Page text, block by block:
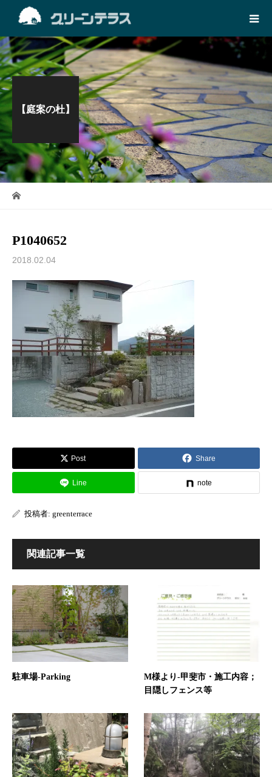
【庭案の杜】
P1040652
2018.02.04
Post Share
Line note
投稿者: greenterrace
関連記事一覧
駐車場-Parking
M様より-甲斐市・施工内容；
目隠しフェンス等